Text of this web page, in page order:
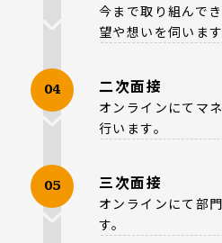
今まで取り組んで
望や想いを伺います
04 二次面接
オンラインにてマ
行います。
05 三次面接
オンラインにて部
す。